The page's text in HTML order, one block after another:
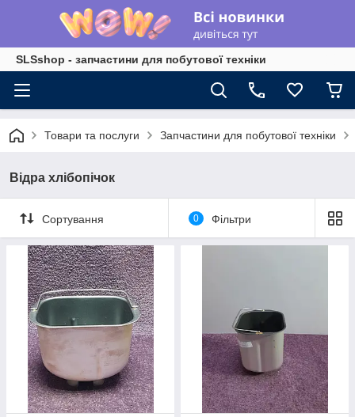
SLSshop - запчастини для побутової техніки
Товари та послуги Запчастини для побутової техніки
Відра хлібопічок
Сортування 0 Фільтри